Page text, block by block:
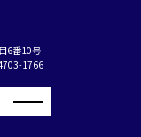
6番10号
1766